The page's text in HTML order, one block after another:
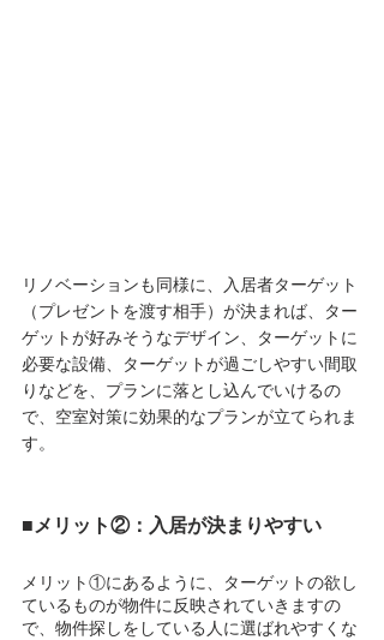
リノベーションも同様に、入居者ターゲット
（プレゼントを渡す相手）が決まれば、ター
ゲットが好みそうなデザイン、ターゲットに
必要な設備、ターゲットが過ごしやすい間取
りなどを、プランに落とし込んでいけるの
で、空室対策に効果的なプランが立てられま
す。
■メリット②：入居が決まりやすい
メリット①にあるように、ターゲットの欲し
ているものが物件に反映されていきますの
で、物件探しをしている人に選ばれやすくな